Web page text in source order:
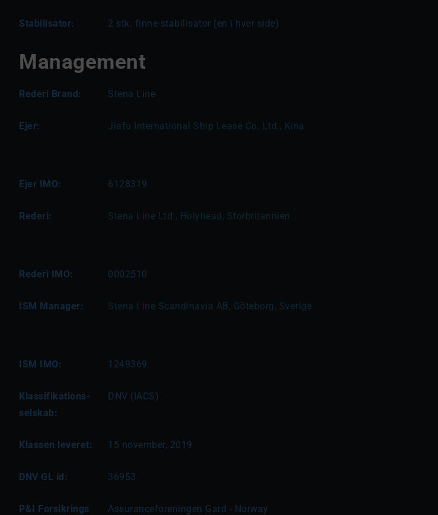
Stabilisator: 2 stk. finne-stabilisator (en i hver side)
Management
Rederi Brand: Stena Line
Ejer: Jiafu International Ship Lease Co. Ltd., Kina
Ejer IMO: 6128319
Rederi: Stena Line Ltd., Holyhead, Storbritannien
Rederi IMO: 0002510
ISM Manager: Stena Line Scandinavia AB, Göteborg, Sverige
ISM IMO: 1249369
Klassifikations-
selskab:
DNV (IACS)
Klassen leveret: 15 november, 2019
DNV GL id: 36953
P&I Forsikrings Assuranceforeningen Gard - Norway